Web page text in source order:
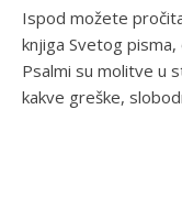
Ispod možete
knjiga Svetog
Psalmi su molitve u
kakve greške,